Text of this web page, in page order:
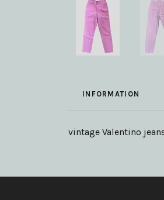
INFORMATION
vintage Valentino